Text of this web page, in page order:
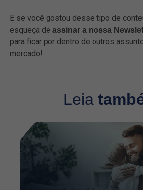
E se você gostou desse tipo de
esqueça de assinar a nossa
para ficar por dentro de outros
mercado!
Leia